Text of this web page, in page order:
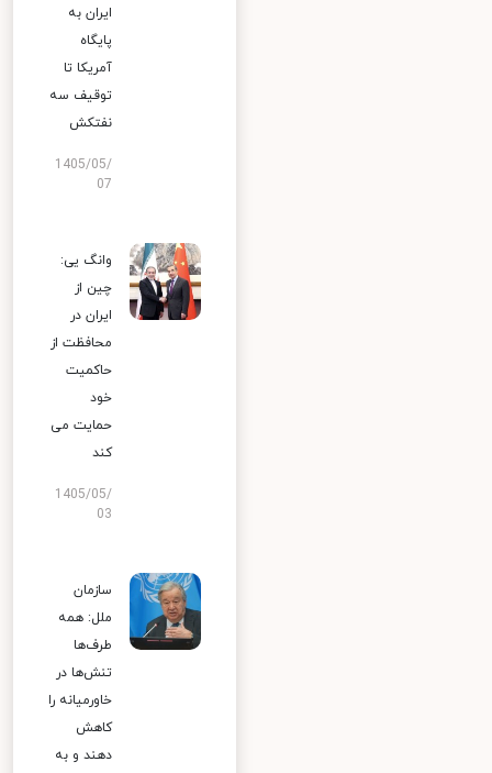
ایران به
پایگاه
آمریکا تا
توقیف سه
نفتکش
1405/05/
07
وانگ یی:
چین از
ایران در
محافظت از
حاکمیت
خود
حمایت می
کند
1405/05/
03
سازمان
ملل: همه
طرف‌ها
تنش‌ها در
خاورمیانه را
کاهش
دهند و به